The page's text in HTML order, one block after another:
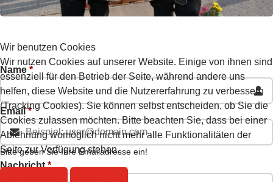
Name *
Email*
Bitte geben Sie Ihre Emailadresse ein!
Nachricht*
Wir benutzen Cookies
Wir nutzen Cookies auf unserer Website. Einige von ihnen sind
essenziell für den Betrieb der Seite, während andere uns
helfen, diese Website und die Nutzererfahrung zu verbessern
(Tracking Cookies). Sie können selbst entscheiden, ob Sie die
Cookies zulassen möchten. Bitte beachten Sie, dass bei einer
Ablehnung womöglich nicht mehr alle Funktionalitäten der
Seite zur Verfügung stehen.